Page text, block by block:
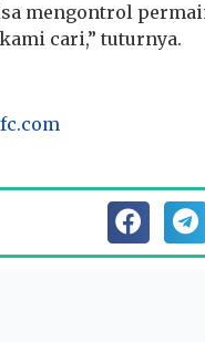
mengontrol
cari,” tuturnya.